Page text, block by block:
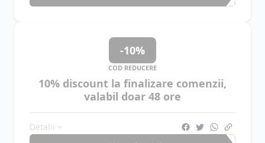
-10%
COD REDUCERE
10% discount la finalizare comenzii,
valabil doar 48 ore
Detalii